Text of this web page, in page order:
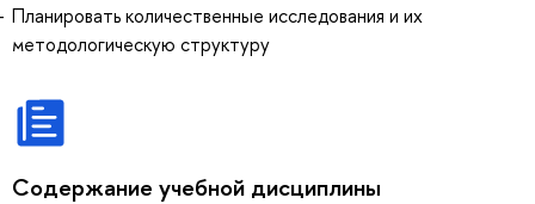
Планировать количественные исследования и их
методологическую структуру
Содержание учебной дисциплины